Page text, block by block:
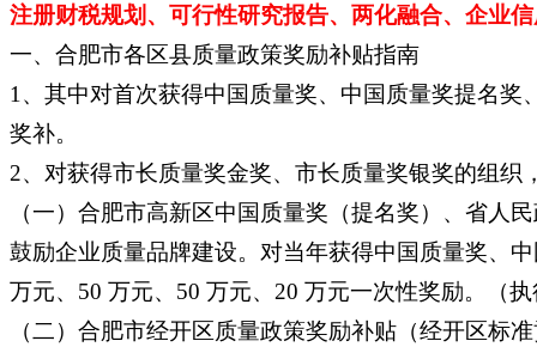
注册财税规划、可行性研究报告、两化融合、企业
一、合肥市各区县质量政策奖励补贴指南
1、其中对首次获得中国质量奖、中国质量奖提名
奖补。
2、对获得市长质量奖金奖、市长质量奖银奖的组
（一）合肥市高新区中国质量奖（提名奖）、省人
鼓励企业质量品牌建设。对当年获得中国质量奖、
万元、50 万元、50 万元、20 万元一次性奖励。（
（二）合肥市经开区质量政策奖励补贴（经开区标